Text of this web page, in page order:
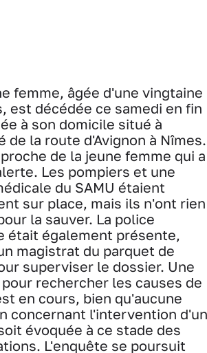
femme, âgée d'une vingtaine
est décédée ce samedi en fin
à son domicile situé à
de la route d'Avignon à Nîmes.
de la jeune femme qui a
Les pompiers et une
du SAMU étaient
sur place, mais ils n'ont rien
la sauver. La police
était également présente,
magistrat du parquet de
superviser le dossier. Une
rechercher les causes de
en cours, bien qu'aucune
concernant l'intervention d'un
évoquée à ce stade des
L'enquête se poursuit